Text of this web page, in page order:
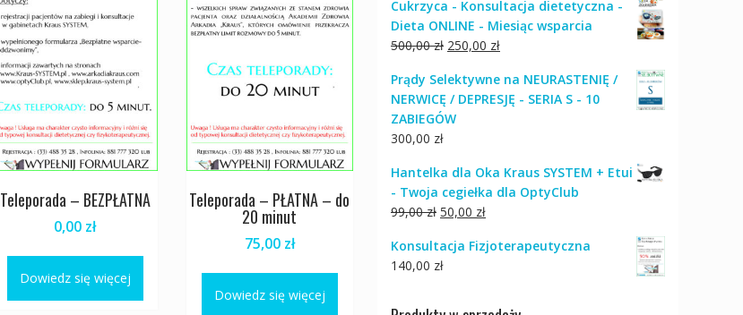
Teleporada – BEZPŁATNA
0,00 zł
Dowiedz się więcej
Teleporada – PŁATNA – do
20 minut
75,00 zł
Dowiedz się więcej
Cukrzyca - Konsultacja dietetyczna -
Dieta ONLINE - Miesiąc wsparcia
500,00zł Pierwotna
wynosiła:
500,00 zł.
250,00 złAktualna
wynosi:
250,00 zł.
Prądy Selektywne na NEURASTENIĘ /
NERWICĘ / DEPRESJĘ - SERIA S - 10
ZABIEGÓW
300,00 zł
Hantelka dla Oka Kraus SYSTEM + Etui
- Twoja cegiełka dla OptyClub
99,00zł Pierwotna
wynosiła:
99,00 zł.
50,00 złAktualna
wynosi:
Konsultacja Fizjoterapeutyczna
140,00 zł